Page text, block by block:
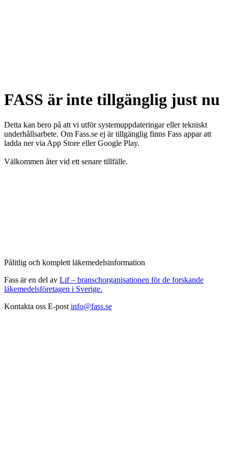
FASS är inte tillgänglig just nu
Detta kan bero på att vi utför systemuppdateringar eller tekniskt
underhållsarbete. Om Fass.se ej är tillgänglig finns Fass appar att
ladda ner via App Store eller Google Play.
Välkommen åter vid ett senare tillfälle.
Pålitlig och komplett läkemedelsinformation
Fass är en del av Lif – branschorganisationen för de forskande
läkemedelsföretagen i Sverige.
Kontakta oss E-post info@fass.se